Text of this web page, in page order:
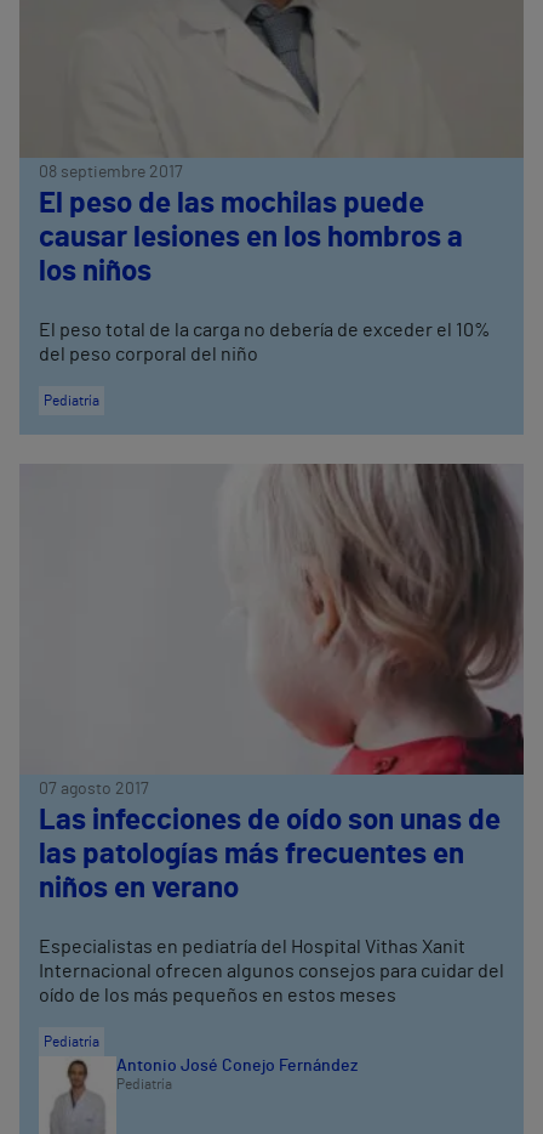
08 septiembre 2017
El peso de las mochilas puede
causar lesiones en los hombros a
los niños
El peso total de la carga no debería de exceder el 10%
del peso corporal del niño
Pediatría
07 agosto 2017
Las infecciones de oído son unas de
las patologías más frecuentes en
niños en verano
Especialistas en pediatría del Hospital Vithas Xanit
Internacional ofrecen algunos consejos para cuidar del
oído de los más pequeños en estos meses
Pediatría
Antonio José Conejo Fernández
Pediatría